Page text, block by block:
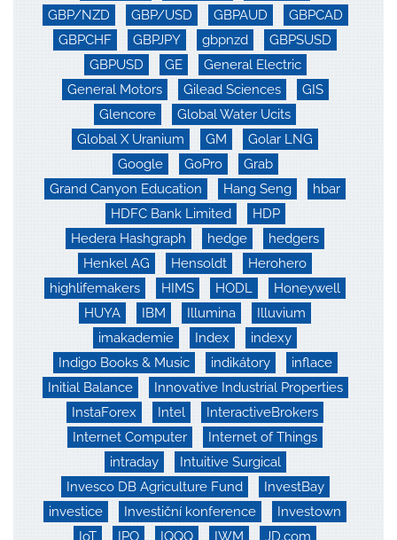
GBP/NZD
GBP/USD GBPAUD
GBPCAD
GBPCHF
GBPJPY gbpnzd
GBPSUSD
GBPUSD
GE
General Electric
General Motors
Gilead Sciences
GIS
Glencore
Global Water Ucits
Global X Uranium
GM
Golar LNG
Google
GoPro
Grab
Grand Canyon Education
Hang Seng
hbar
HDFC Bank Limited
HDP
Hedera Hashgraph
hedge
hedgers
Henkel AG
Hensoldt
Herohero
highlifemakers
HIMS HODL
Honeywell
HUYA
IBM Illumina
Illuvium
imakademie
Index
indexy
Indigo Books & Music
indikátory
inflace
Initial Balance
Innovative Industrial Properties
InstaForex
Intel
InteractiveBrokers
Internet Computer
Internet of Things
intraday
Intuitive Surgical
Invesco DB Agriculture Fund
InvestBay
investice
Investiční konference
Investown
IoT
IPO IQQQ IWM
JD.com